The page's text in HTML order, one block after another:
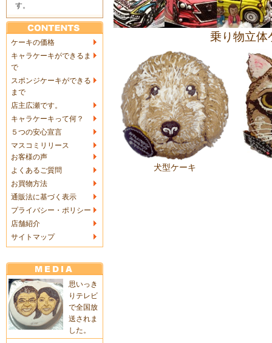
す。
ケーキの価格
キャラケーキができるま
で
スポンジケーキができる
まで
店主広瀬です。
キャラケーキって何？
５つの安心宣言
マスコミリリース
お客様の声
よくあるご質問
お買物方法
通販法に基づく表示
プライバシー・ポリシー
店舗紹介
サイトマップ
思いっき
りテレビ
で全国放
送されま
した。
乗り物立体
犬型ケーキ